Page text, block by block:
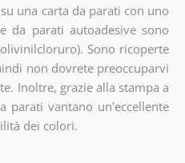
una carta da parati con uno
da parati autoadesive sono
Sono ricoperte
non dovrete preoccuparvi
Inoltre, grazie alla stampa a
parati vantano un'eccellente
dei colori.